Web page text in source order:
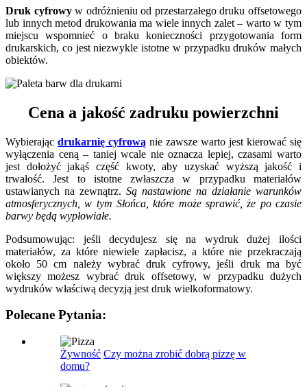
Druk cyfrowyw odróżnieniu od przestarzałego druku offsetowego
lub innych metod drukowania ma wiele innych zalet – warto w tym
miejscu wspomnieć o braku konieczności przygotowania form
drukarskich, co jest niezwykle istotne w przypadku druków małych
obiektów.
Cena a jakość zadruku powierzchni
Wybierając drukarnię cyfrową nie zawsze warto jest kierować się
wyłączenia ceną – taniej wcale nie oznacza lepiej, czasami warto
jest dołożyć jakąś część kwoty, aby uzyskać wyższą jakość i
trwałość. Jest to istotne zwłaszcza w przypadku materiałów
ustawianych na zewnątrz. Są nastawione na działanie warunków
atmosferycznych, w tym Słońca, które może sprawić, że po czasie
barwy będą wypłowiałe.
Podsumowując: jeśli decydujesz się na wydruk dużej ilości
materiałów, za które niewiele zapłacisz, a które nie przekraczają
około 50 cm należy wybrać druk cyfrowy, jeśli druk ma być
większy możesz wybrać druk offsetowy, w przypadku dużych
wydruków właściwą decyzją jest druk wielkoformatowy.
Polecane Pytania:
Żywność Czy można zrobić dobrą pizzę w
domu?